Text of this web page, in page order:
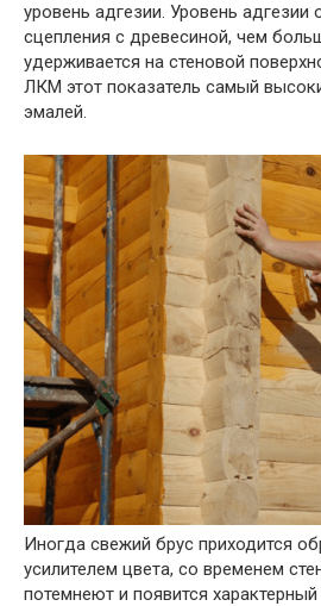
уровень адгезии. Уровень адгезии
сцепления с древесиной, чем
удерживается на стеновой
ЛКМ этот показатель самый
эмалей.
Иногда свежий брус приходится
усилителем цвета, со временем
потемнеют и появится